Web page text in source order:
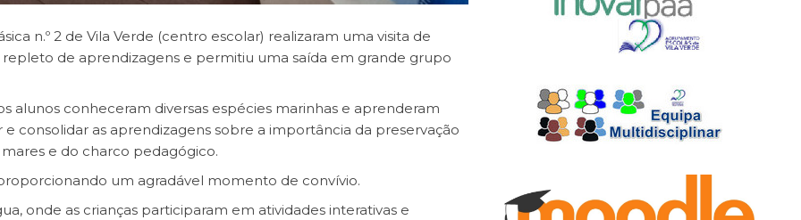
n.º 2 de Vila Verde (centro escolar) realizaram uma visita de
de aprendizagens e permitiu uma saída em grande grupo
alunos conheceram diversas espécies marinhas e aprenderam
consolidar as aprendizagens sobre a importância da preservação
e do charco pedagógico.
um agradável momento de convívio.
onde as crianças participaram em atividades interativas e